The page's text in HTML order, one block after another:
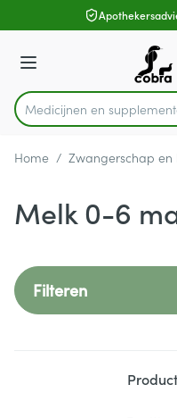
Ga naar de inhoud
Menu
Product, merk,
Medici
Home / Zwangerschap en
Melk 0-6
Filteren